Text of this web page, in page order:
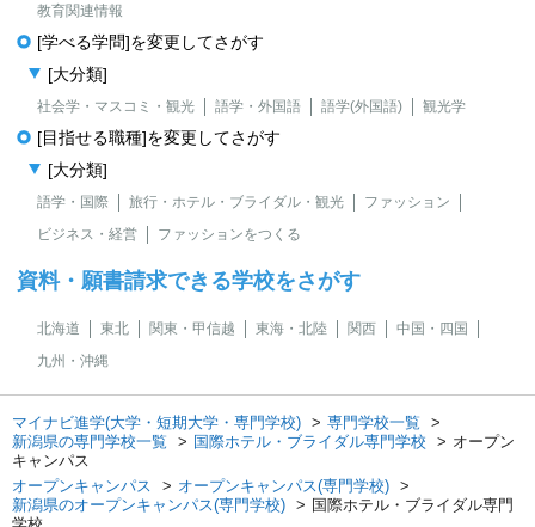
教育関連情報
[学べる学問]を変更してさがす
[大分類]
社会学・マスコミ・観光 語学・外国語 語学(外国語) 観光学
[目指せる職種]を変更してさがす
[大分類]
語学・国際 旅行・ホテル・ブライダル・観光
ファッション
ビジネス・経営
ファッションをつくる
資料・願書請求できる学校をさがす
北海道 東北 関東・甲信越 東海・北陸 関西
中国・四国
九州・沖縄
マイナビ進学(大学・短期大学・専門学校)
専門学校一覧
新潟県の専門学校一覧
国際ホテル・ブライダル専門学校
オープン
キャンパス
オープンキャンパス
オープンキャンパス(専門学校)
新潟県のオープンキャンパス(専門学校)
国際ホテル・ブライダル専門